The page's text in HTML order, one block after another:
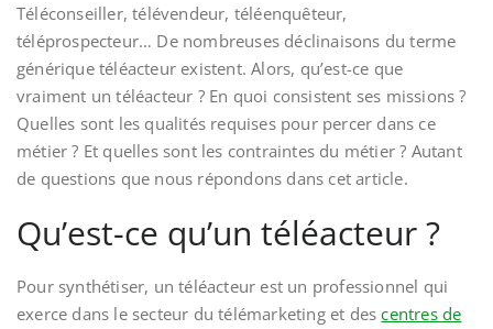
Téléconseiller, télévendeur, téléenquêteur,
téléprospecteur… De nombreuses déclinaisons du terme
générique téléacteur existent. Alors, qu’est-ce que
vraiment un téléacteur ? En quoi consistent ses missions ?
Quelles sont les qualités requises pour percer dans ce
métier ? Et quelles sont les contraintes du métier ? Autant
de questions que nous répondons dans cet article.
Qu’est-ce qu’un téléacteur ?
Pour synthétiser, un téléacteur est un professionnel qui
exerce dans le secteur du télémarketing et descentres de